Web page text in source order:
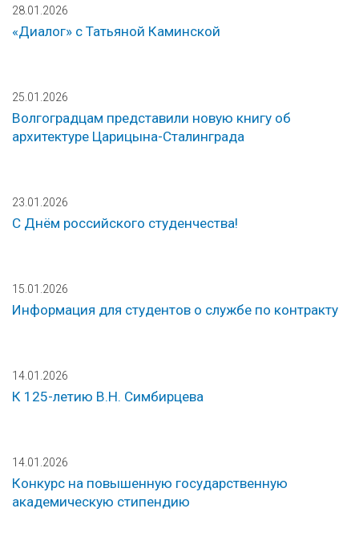
28.01.2026
«Диалог» с Татьяной Каминской
25.01.2026
Волгоградцам представили новую книгу об
архитектуре Царицына-Сталинграда
23.01.2026
С Днём российского студенчества!
15.01.2026
Информация для студентов о службе по контракту
14.01.2026
К 125-летию В.Н. Симбирцева
14.01.2026
Конкурс на повышенную государственную
академическую стипендию